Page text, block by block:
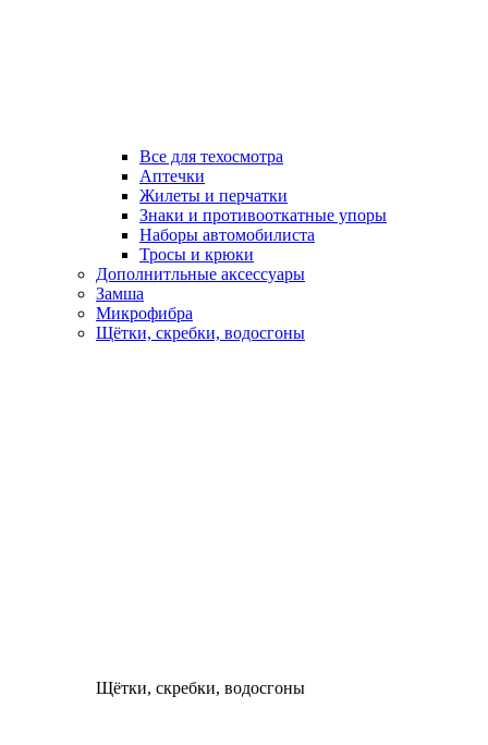
Все для техосмотра
Аптечки
Жилеты и перчатки
Знаки и противооткатные упоры
Наборы автомобилиста
Тросы и крюки
Дополнитльные аксессуары
Замша
Микрофибра
Щётки, скребки, водосгоны
Щётки, скребки, водосгоны